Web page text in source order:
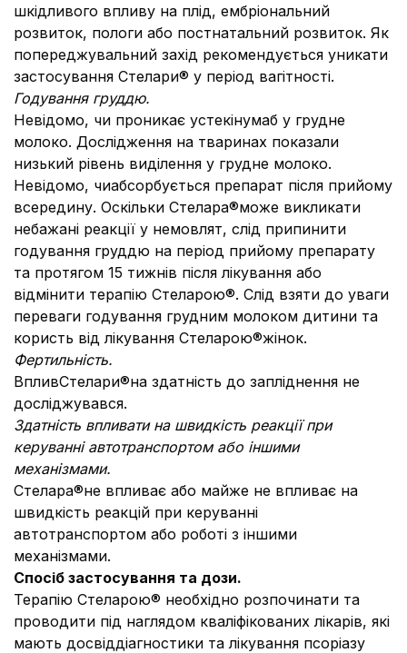
шкідливого впливу на плід, ембріональний
розвиток, пологи або постнатальний розвиток. Як
попереджувальний захід рекомендується уникати
застосування Стелари® у період вагітності.
Годування груддю.
Невідомо, чи проникає устекінумаб у грудне
молоко. Дослідження на тваринах показали
низький рівень виділення у грудне молоко.
Невідомо, чиабсорбується препарат після прийому
всередину. Оскільки Стелара®може викликати
небажані реакції у немовлят, слід припинити
годування груддю на період прийому препарату
та протягом 15 тижнів після лікування або
відмінити терапію Стеларою®. Слід взяти до уваги
переваги годування грудним молоком дитини та
користь від лікування Стеларою®жінок.
Фертильність.
ВпливСтелари®на здатність до запліднення не
досліджувався.
Здатність впливати на швидкість реакції при
керуванні автотранспортом або іншими
механізмами.
Стелара®не впливає або майже не впливає на
швидкість реакцій при керуванні
автотранспортом або роботі з іншими
механізмами.
Спосіб застосування та дози.
Терапію Стеларою® необхідно розпочинати та
проводити під наглядом кваліфікованих лікарів, які
мають досвіддіагностики та лікування псоріазу